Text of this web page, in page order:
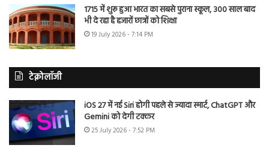
1715 में शुरू हुआ भारत का सबसे पुराना स्कूल, 300 साल बाद
भी दे रहा है हजारों छात्रों को शिक्षा
19 July 2026 - 7:14 PM
टेक्नोलॉजी
iOS 27 में नई Siri होगी पहले से ज्यादा स्मार्ट, ChatGPT और
Gemini को देगी टक्कर
25 July 2026 - 7:52 PM